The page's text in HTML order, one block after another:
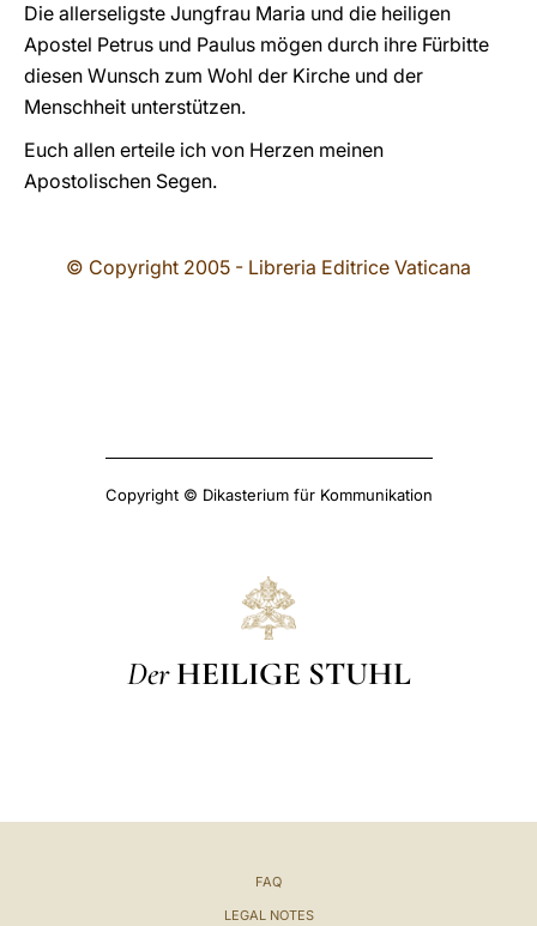
Die allerseligste Jungfrau Maria und die heiligen
Apostel Petrus und Paulus mögen durch ihre Fürbitte
diesen Wunsch zum Wohl der Kirche und der
Menschheit unterstützen.
Euch allen erteile ich von Herzen meinen
Apostolischen Segen.
© Copyright 2005 - Libreria Editrice Vaticana
Copyright © Dikasterium für Kommunikation
Der HEILIGE STUHL
FAQ
LEGAL NOTES